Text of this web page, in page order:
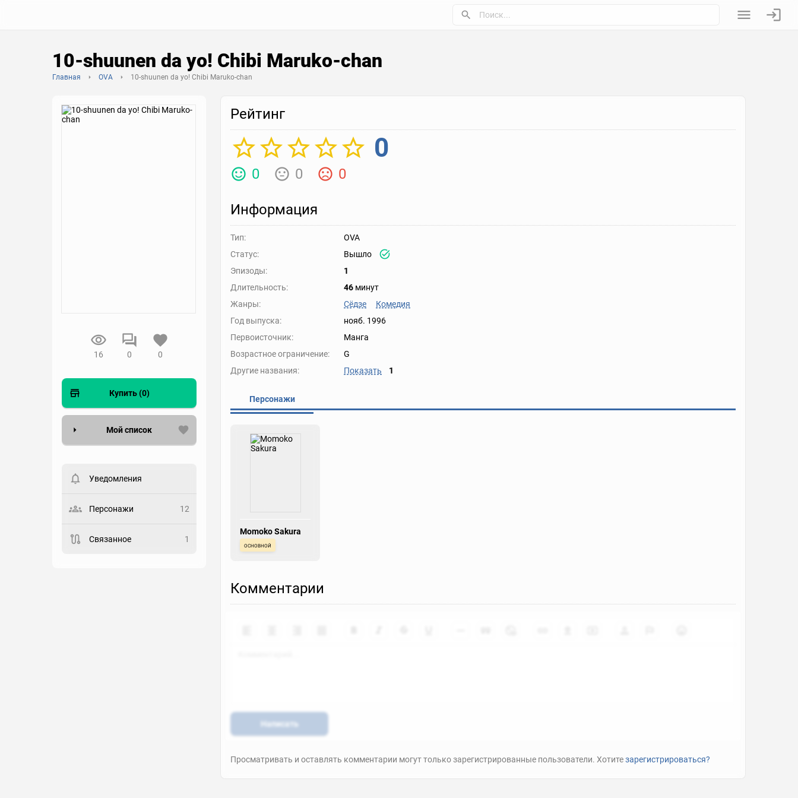
10-shuunen da yo! Chibi Maruko-chan
Главная OVA 10-shuunen da yo! Chibi Maruko-chan
16 0 0
Купить (0)
Мой список
пользователи. Хотите
Статус
Закладка
Уведомления
Персонажи 12
Связанное 1
Рейтинг
0
0 0 0
Информация
Тип:
OVA
Статус:
Вышло
Эпизоды:
1
Длительность:
46 минут
Жанры:
Сёдзе
Комедия
Год выпуска:
нояб. 1996
Первоисточник:
Манга
Возрастное ограничение:
G
Другие названия:
Показать 1
Персонажи
Momoko Sakura
основной
Комментарии
Написать
Просматривать и оставлять комментарии могут только зарегистрированные пользователи. Хотитезарегистрироваться?